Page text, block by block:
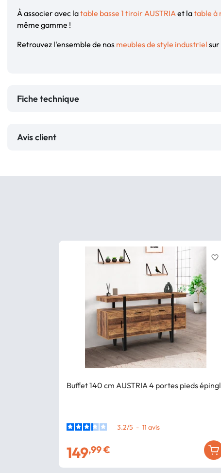
À associer avec latable basse 1 tiroir AUSTRIA et latable à
même gamme !
Retrouvez l'ensemble de nos meubles de style industriel
Fiche technique
Avis client
Buffet 140 cm AUSTRIA 4 portes pieds
3.2/5 - 11 avis
149,99 €
favorite_border